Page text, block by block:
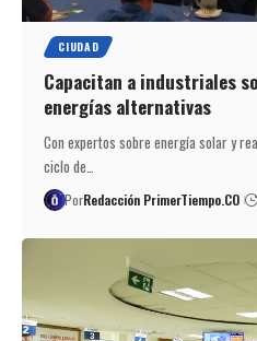
CIUDAD
Capacitan a industriales
energías alternativas
Con expertos sobre energía solar y
ciclo de…
PorRedacción PrimerTiempo.CO